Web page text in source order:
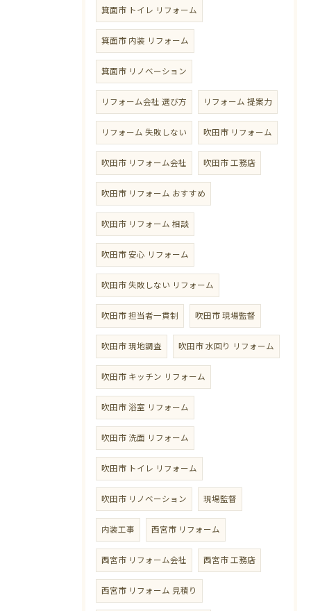
箕面市 トイレ リフォーム
箕面市 内装 リフォーム
箕面市 リノベーション
リフォーム会社 選び方 リフォーム 提案力
リフォーム 失敗しない 吹田市 リフォーム
吹田市 リフォーム会社 吹田市 工務店
吹田市 リフォーム おすすめ
吹田市 リフォーム 相談
吹田市 安心 リフォーム
吹田市 失敗しない リフォーム
吹田市 担当者一貫制 吹田市 現場監督
吹田市 現地調査 吹田市 水回り リフォーム
吹田市 キッチン リフォーム
吹田市 浴室 リフォーム
吹田市 洗面 リフォーム
吹田市 トイレ リフォーム
吹田市 リノベーション 現場監督
内装工事 西宮市 リフォーム
西宮市 リフォーム会社 西宮市 工務店
西宮市 リフォーム 見積り